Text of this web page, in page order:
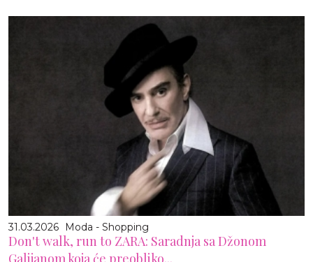
31.03.2026 Moda - Shopping
Don't walk, run to ZARA: Saradnja sa Džonom